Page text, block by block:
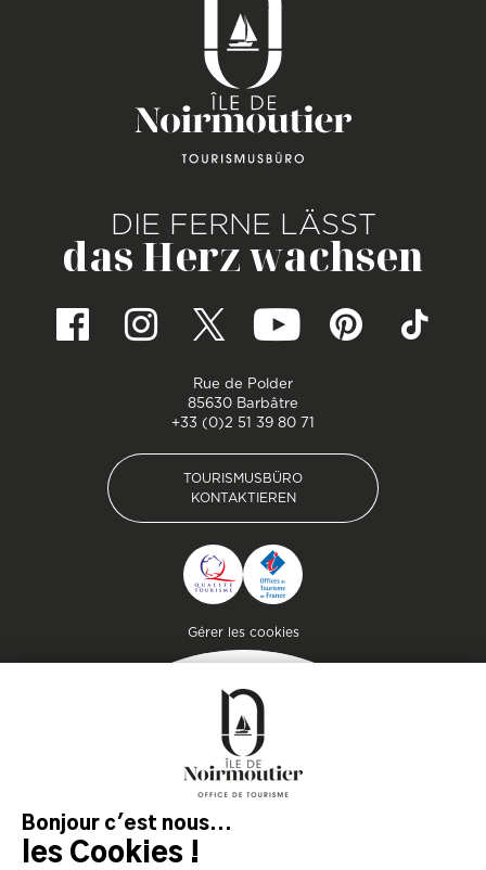
Gérer les cookies
DER INSEL
Lassen Sie sich inspirieren und
bereiten Sie Ihren Aufenthalt
auf der Insel Noirmoutier vor!
KONSULTIEREN SIE
KONSULTIEREN SIE
DIE FERNE LÄSST
das Herz wachsen
Rue de Polder
85630 Barbâtre
+33 (0)2 51 39 80 71
TOURISMUSBÜRO
KONTAKTIEREN
TOURISMUSBÜRO
KONTAKTIEREN